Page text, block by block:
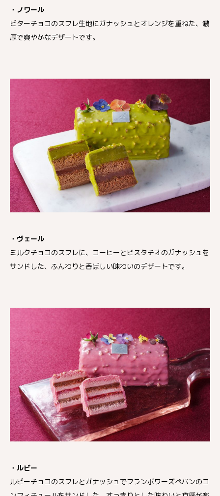
・ノワール
ビターチョコのスフレ生地にガナッシュとオレンジを重ねた、濃
厚で爽やかなデザートです。
・ヴェール
ミルクチョコのスフレに、コーヒーとピスタチオのガナッシュを
サンドした、ふんわりと香ばしい味わいのデザートです。
・ルビー
ルビーチョコのスフレとガナッシュでフランボワーズペパンのコ